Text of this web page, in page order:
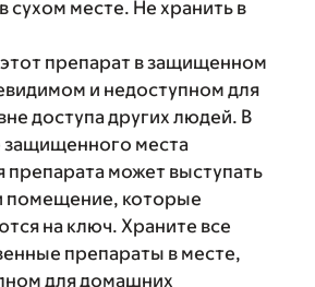
сухом месте. Не хранить в
препарат в защищенном
и недоступном для
доступа других людей. В
защищенного места
препарата может выступать
помещение, которые
на ключ. Храните все
препараты в месте,
для домашних